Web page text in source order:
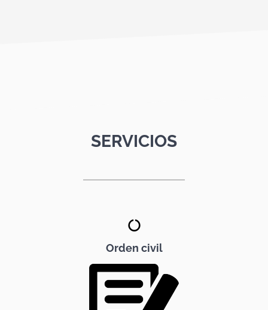
SERVICIOS
Orden civil